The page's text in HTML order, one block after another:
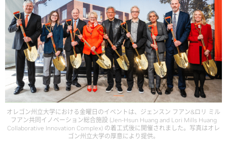
オレゴン州立大学における金曜日のイベントは、ジェンスン フアン&ロリ ミル
フアン共同イノベーション総合施設 (Jen-Hsun Huang and Lori Mills Huang
Collaborative Innovation Complex) の着工式後に開催されました。写真はオレ
ゴン州立大学の厚意により提供。